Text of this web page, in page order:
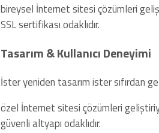
bireysel İnternet sitesi çözümleri
SSL sertifikası odaklıdır.
Tasarım & Kullanıcı Deneyimi
İster yeniden tasarım ister sıfırdan
özel İnternet sitesi çözümleri
güvenli altyapı odaklıdır.